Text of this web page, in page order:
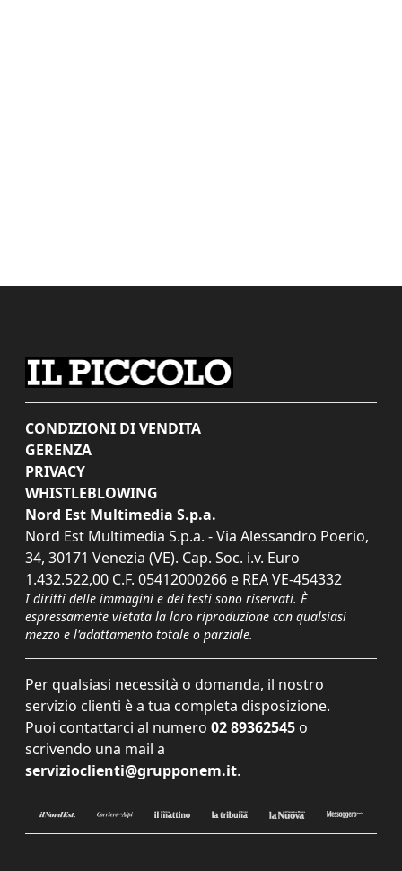
CONDIZIONI DI VENDITA
GERENZA
PRIVACY
WHISTLEBLOWING
Nord Est Multimedia S.p.a.
Nord Est Multimedia S.p.a. - Via Alessandro Poerio,
34, 30171 Venezia (VE). Cap. Soc. i.v. Euro
1.432.522,00 C.F. 05412000266 e REA VE-454332
I diritti delle immagini e dei testi sono riservati. È
espressamente vietata la loro riproduzione con qualsiasi
mezzo e l'adattamento totale o parziale.
Per qualsiasi necessità o domanda, il nostro
servizio clienti è a tua completa disposizione.
Puoi contattarci al numero 02 89362545 o
scrivendo una mail a
servizioclienti@grupponem.it.